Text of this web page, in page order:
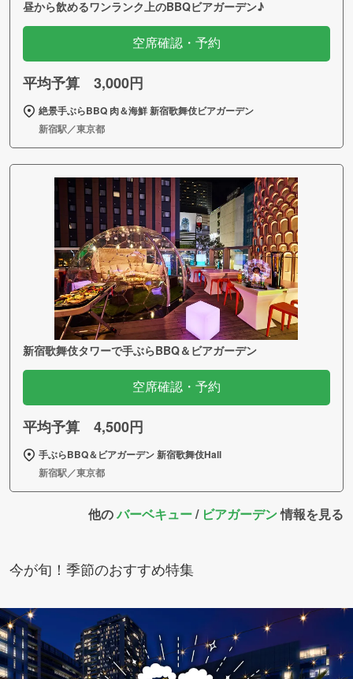
昼から飲めるワンランク上のBBQビアガーデン♪
空席確認・予約
平均予算 3,000円
絶景手ぶらBBQ 肉＆海鮮 新宿歌舞伎ビアガーデン
新宿駅／東京都
新宿歌舞伎タワーで手ぶらBBQ＆ビアガーデン
空席確認・予約
平均予算 4,500円
手ぶらBBQ＆ビアガーデン 新宿歌舞伎Hall
新宿駅／東京都
他のバーベキュー/ ビアガーデン情報を見る
今が旬！季節のおすすめ特集